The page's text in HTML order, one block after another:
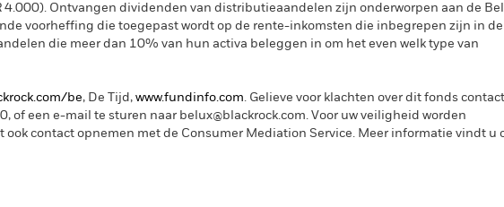
Ontvangen dividenden van distributieaandelen zijn onderworpen aan de
voorheffing die toegepast wordt op de rente-inkomsten die inbegrepen zijn in de
die meer dan 10% van hun activa beleggen in om het even welk type van
be, De Tijd, www.fundinfo.com. Gelieve voor klachten over dit fonds
of een e-mail te sturen naar belux@blackrock.com. Voor uw veiligheid worden
ook contact opnemen met de Consumer Mediation Service. Meer informatie vindt u